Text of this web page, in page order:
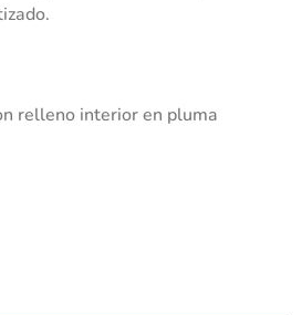
relleno interior en pluma